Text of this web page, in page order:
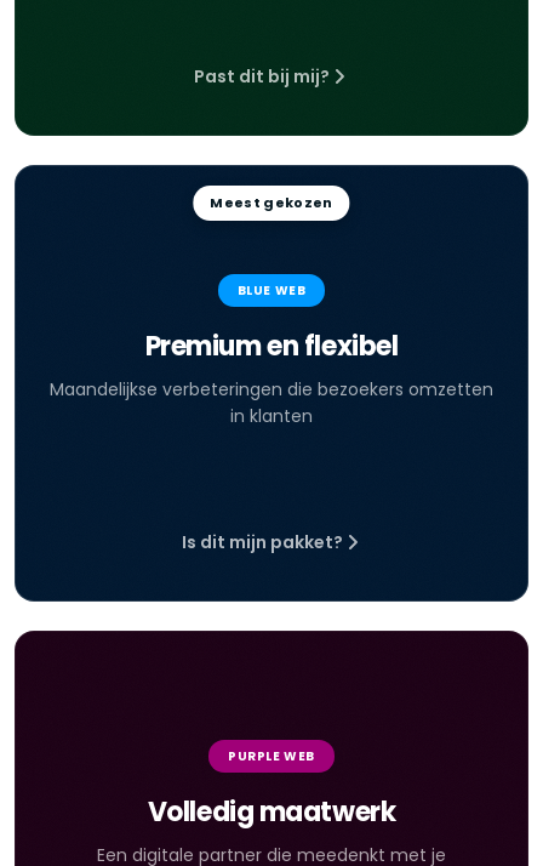
Past dit bij mij?
Meest gekozen
BLUE WEB
Premium en flexibel
Maandelijkse verbeteringen die bezoekers omzetten
in klanten
Is dit mijn pakket?
PURPLE WEB
Volledig maatwerk
Een digitale partner die meedenkt met je